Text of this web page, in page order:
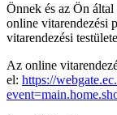
Önnek és az Ön által
online vitarendezési
vitarendezési
Az online
el: https://